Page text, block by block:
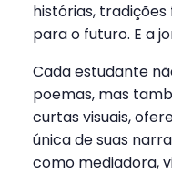
histórias,
para o futuro. E a
Cada estudante
poemas, mas
curtas visuais,
única de suas
como mediadora,